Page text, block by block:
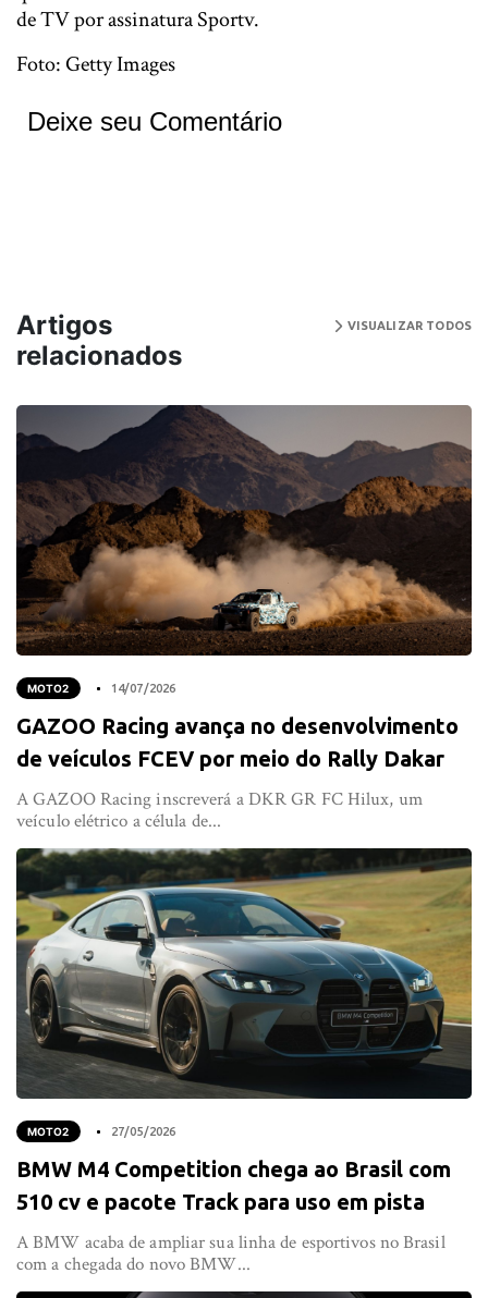
de TV por assinatura Sportv.
Foto: Getty Images
Deixe seu Comentário
Artigos
relacionados
VISUALIZAR TODOS
MOTO2 14/07/2026
GAZOO Racing avança no desenvolvimento
de veículos FCEV por meio do Rally Dakar
A GAZOO Racing inscreverá a DKR GR FC Hilux, um
veículo elétrico a célula de...
MOTO2 27/05/2026
BMW M4 Competition chega ao Brasil com
510 cv e pacote Track para uso em pista
A BMW acaba de ampliar sua linha de esportivos no Brasil
com a chegada do novo BMW...